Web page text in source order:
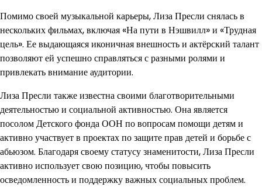
Помимо своей музыкальной карьеры, Лиза Пресли снялась в
нескольких фильмах, включая «На пути в Нэшвилл» и «Трудная
цель». Ее выдающаяся иконичная внешность и актёрский талант
позволяют ей успешно справляться с разными ролями и
привлекать внимание аудитории.
Лиза Пресли также известна своими благотворительными
деятельностью и социальной активностью. Она является
посолом Детского фонда ООН по вопросам помощи детям и
активно участвует в проектах по защите прав детей и борьбе с
абьюзом. Благодаря своему статусу знаменитости, Лиза Пресли
активно использует свою позицию, чтобы повысить
осведомленность и поддержку важных социальных проблем.